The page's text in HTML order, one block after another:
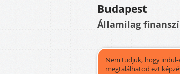
Budapest
Államilag
Nem tudjuk, hogy
megtalálhatod ezt